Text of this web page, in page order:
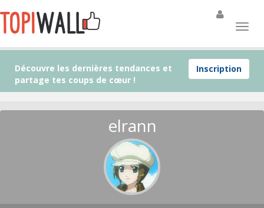
Inscription
Découvre les dernières tendances et
partage tes coups de cœur !
elrann